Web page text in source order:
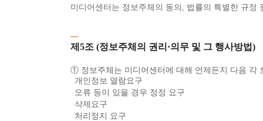
미디어센터는 정보주체의 동의, 법률의 특별한 규정
제5조 (정보주체의 권리·의무 및 그 행사방법)
① 정보주체는 미디어센터에 대해 언제든지 다음 각
개인정보 열람요구
오류 등이 있을 경우 정정 요구
삭제요구
처리정지 요구